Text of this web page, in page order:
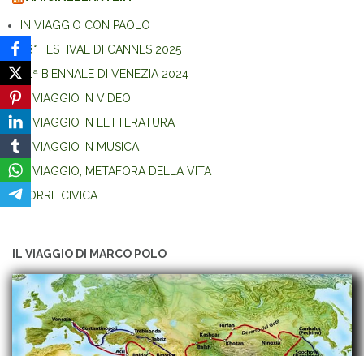
IN VIAGGIO CON PAOLO
78° FESTIVAL DI CANNES 2025
81ª BIENNALE DI VENEZIA 2024
IL VIAGGIO IN VIDEO
IL VIAGGIO IN LETTERATURA
IL VIAGGIO IN MUSICA
IL VIAGGIO, METAFORA DELLA VITA
TORRE CIVICA
IL VIAGGIO DI MARCO POLO